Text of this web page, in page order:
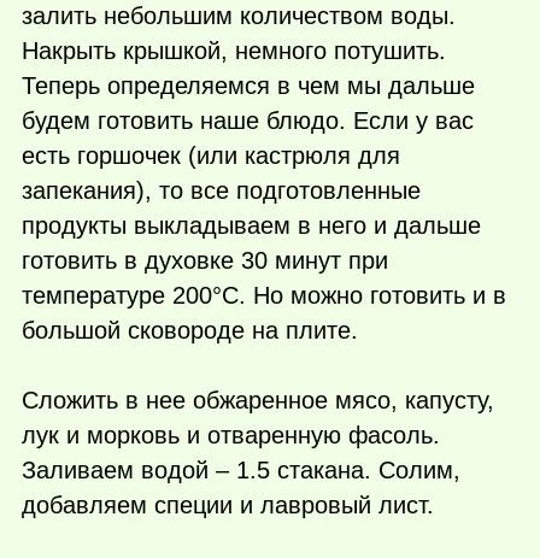
залить небольшим количеством воды.
Накрыть крышкой, немного потушить.
Теперь определяемся в чем мы дальше
будем готовить наше блюдо. Если у вас
есть горшочек (или кастрюля для
запекания), то все подготовленные
продукты выкладываем в него и дальше
готовить в духовке 30 минут при
температуре 200°С. Но можно готовить и в
большой сковороде на плите.
Сложить в нее обжаренное мясо, капусту,
лук и морковь и отваренную фасоль.
Заливаем водой – 1.5 стакана. Солим,
добавляем специи и лавровый лист.